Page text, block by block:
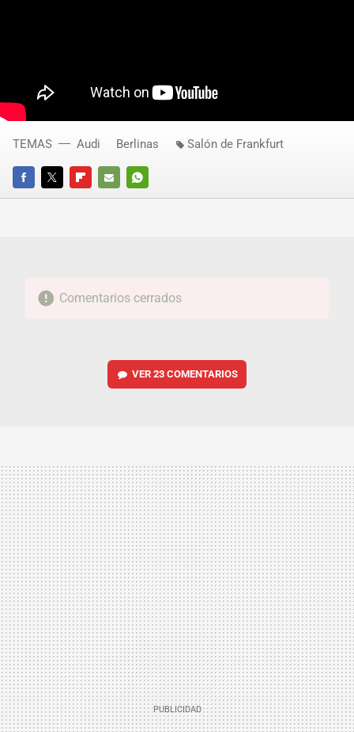
FACEBOOKTWITTERFLIPBOARD
E-
WHATSAPP
TEMAS Audi Berlinas Salón de Frankfurt
Comentarios cerrados
VER 23 COMENTARIOS